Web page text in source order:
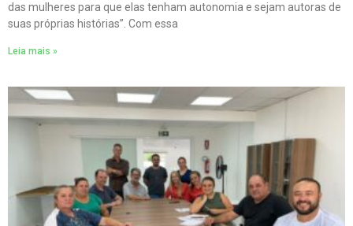
das mulheres para que elas tenham autonomia e sejam autoras de
suas próprias histórias”. Com essa
Leia mais »